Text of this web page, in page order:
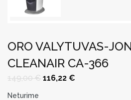
ORO VALYTUVAS-
CLEANAIR CA-366
149,00€ Original
116,22 €
Neturime